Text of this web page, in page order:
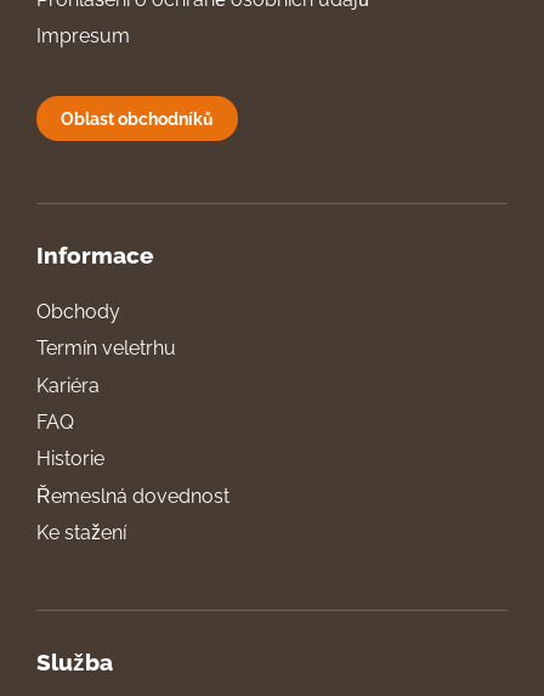
Impresum
Oblast obchodníků
Informace
Obchody
Termín veletrhu
Kariéra
FAQ
Historie
Řemeslná dovednost
Ke stažení
Služba